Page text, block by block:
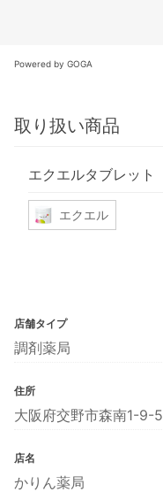
Powered by GOGA
取り扱い商品
エクエルタブレット
エクエル
店舗タイプ
調剤薬局
住所
大阪府交野市森南1-9-5
店名
かりん薬局